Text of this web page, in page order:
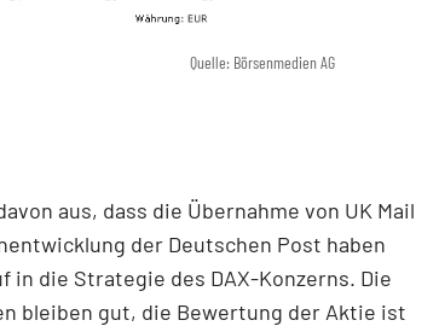
Quelle: Börsenmedien AG
aus, dass die Übernahme von UK Mail
der Deutschen Post haben
in die Strategie des DAX-Konzerns. Die
bleiben gut, die Bewertung der Aktie ist